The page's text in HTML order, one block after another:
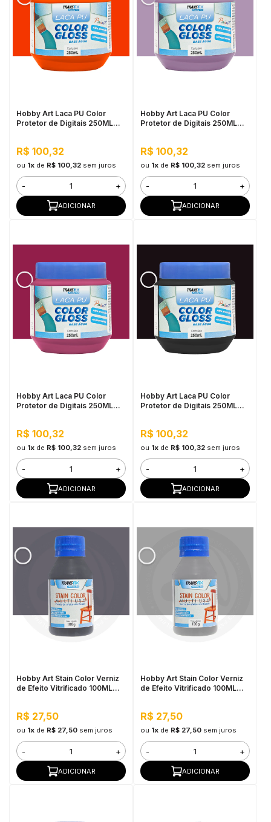
Hobby Art Laca PU Color
Protetor de Digitais 250ML
R$ 100,32
ou 1xde R$ 100,32 sem juros
- +
ADICIONAR
Hobby Art Laca PU Color
Protetor de Digitais 250ML
R$ 100,32
ou 1xde R$ 100,32 sem juros
- +
ADICIONAR
Hobby Art Laca PU Color
Protetor de Digitais 250ML
R$ 100,32
ou 1xde R$ 100,32 sem juros
- +
ADICIONAR
Hobby Art Laca PU Color
Protetor de Digitais 250ML
R$ 100,32
ou 1xde R$ 100,32 sem juros
- +
ADICIONAR
Hobby Art Stain Color Verniz
de Efeito Vitrificado 100ML
R$ 27,50
ou 1xde R$ 27,50 sem juros
- +
ADICIONAR
Hobby Art Stain Color Verniz
de Efeito Vitrificado 100ML
R$ 27,50
ou 1xde R$ 27,50 sem juros
- +
ADICIONAR